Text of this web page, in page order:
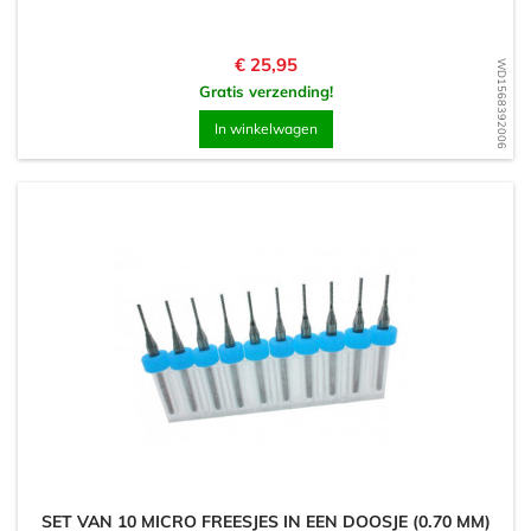
WD1568392006
Prijs
€ 25,95
Gratis verzending!
In winkelwagen
SET VAN 10 MICRO FREESJES IN EEN DOOSJE (0.70 MM)